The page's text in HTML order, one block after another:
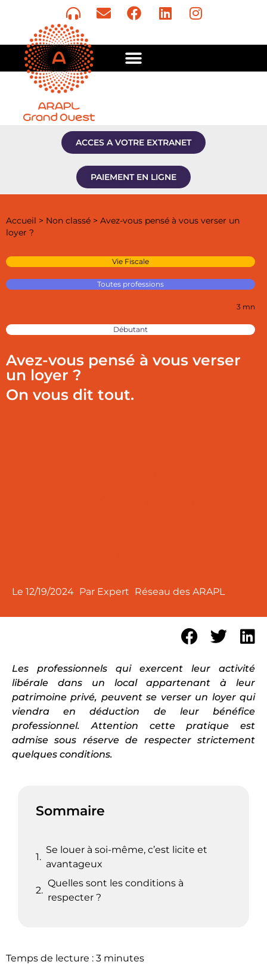
ACCES A VOTRE EXTRANET
PAIEMENT EN LIGNE
Accueil > Non classé > Avez-vous pensé à vous verser un
loyer ?
Vie Fiscale
Toutes professions
3 mn
Débutant
Avez-vous pensé à vous verser
un loyer ?
On vous dit tout.
Le 12/19/2024 Par Expert Réseau des ARAPL
Les professionnels qui exercent leur activité
libérale dans un local appartenant à leur
patrimoine privé, peuvent se verser un loyer qui
viendra en déduction de leur bénéfice
professionnel. Attention cette pratique est
admise sous réserve de respecter strictement
quelques conditions.
Sommaire
Se louer à soi-même, c’est licite et
avantageux
Quelles sont les conditions à
respecter ?
Temps de lecture : 3 minutes